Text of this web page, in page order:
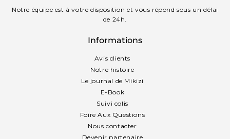
Notre équipe est à votre disposition et vous répond sous un délai
de 24h.
Informations
Avis clients
Notre histoire
Le journal de Mikizi
E-Book
Suivi colis
Foire Aux Questions
Nous contacter
Devenir partenaire